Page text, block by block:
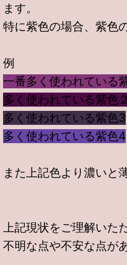
ます。
特に紫色の場合、紫色
例
一番多く使われている
多く使われている紫色２
多く使われている紫色3
多く使われている紫色4
また上記色より濃いと
上記現状をご理解いた
不明な点や不安な点が